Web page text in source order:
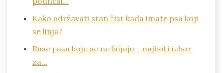
Kako održavati stan čist kada imate psa koji
se linja?
Rase pasa koje se ne linjaju - najbolji izbor
za…